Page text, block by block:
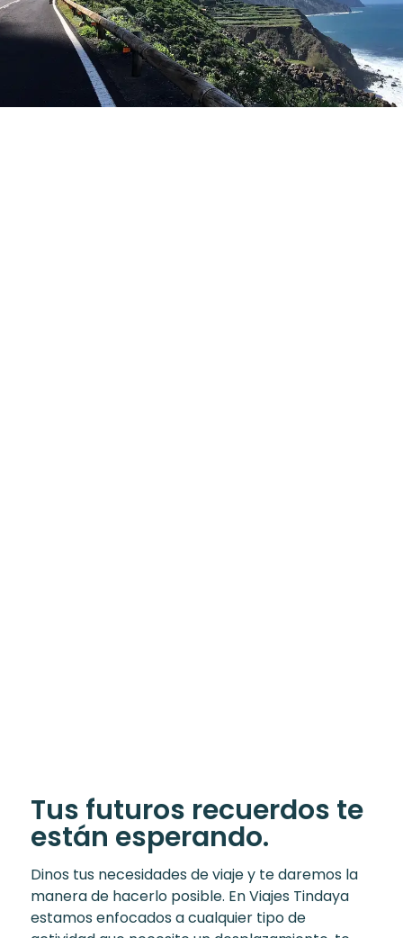
Tus futuros recuerdos te
están esperando.
Dinos tus necesidades de viaje y te daremos la
manera de hacerlo posible. En Viajes Tindaya
estamos enfocados a cualquier tipo de